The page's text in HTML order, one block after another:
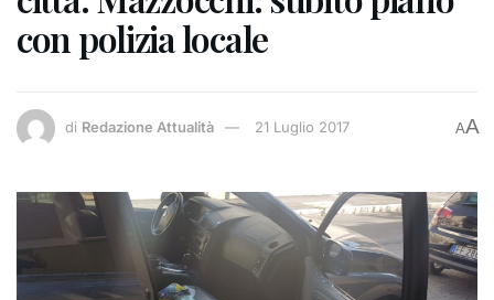
con polizia locale
di Redazione Attualità 21 Luglio 2017 AA